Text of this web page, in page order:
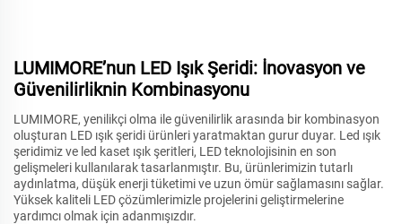
LUMIMORE’nun LED Işık Şeridi: İnovasyon ve
Güvenilirliknin Kombinasyonu
LUMIMORE, yenilikçi olma ile güvenilirlik arasında bir kombinasyon
oluşturan LED ışık şeridi ürünleri yaratmaktan gurur duyar. Led ışık
şeridimiz ve led kaset ışık şeritleri, LED teknolojisinin en son
gelişmeleri kullanılarak tasarlanmıştır. Bu, ürünlerimizin tutarlı
aydınlatma, düşük enerji tüketimi ve uzun ömür sağlamasını sağlar.
Yüksek kaliteli LED çözümlerimizle projelerini geliştirmelerine
yardımcı olmak için adanmışızdır.